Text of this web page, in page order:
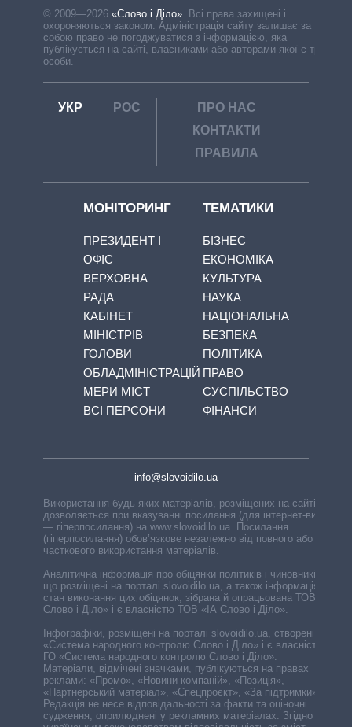
© 2009—2026 «Слово і Діло»
Всі права захищені і
охороняються законом. Адміністрація сайту залишає за
собою право не погоджуватися з інформацією, яка
публікується на сайті, власниками або авторами якої є треті
особи.
УКР РОС
ПРО НАС
КОНТАКТИ
ПРАВИЛА
МОНІТОРИНГ
ПРЕЗИДЕНТ І
ОФІС
ВЕРХОВНА
РАДА
КАБІНЕТ
МІНІСТРІВ
ГОЛОВИ
ОБЛАДМІНІСТРАЦІЙ
МЕРИ МІСТ
ВСІ ПЕРСОНИ
ТЕМАТИКИ
БІЗНЕС
ЕКОНОМІКА
КУЛЬТУРА
НАУКА
НАЦІОНАЛЬНА
БЕЗПЕКА
ПОЛІТИКА
ПРАВО
СУСПІЛЬСТВО
ФІНАНСИ
info@slovoidilo.ua
Використання будь-яких матеріалів, розміщених на сайті,
дозволяється при вказуванні посилання (для інтернет-видань
— гіперпосилання) на www.slovoidilo.ua. Посилання
(гіперпосилання) обов’язкове незалежно від повного або
часткового використання матеріалів.
Аналітична інформація про обіцянки політиків і чиновників,
що розміщені на порталі slovoidilo.ua, а також інформація про
стан виконання цих обіцянок, зібрана й опрацьована ТОВ «ІА
Слово і Діло» і є власністю ТОВ «ІА Слово і Діло».
Інфографіки, розміщені на порталі slovoidilo.ua, створені ГО
«Система народного контролю Слово і Діло» і є власністю
ГО «Система народного контролю Слово і Діло».
Матеріали, відмічені значками, публікуються на правах
реклами: «Промо», «Новини компаній», «Позиція»,
«Партнерський матеріал», «Спецпроєкт», «За підтримки».
Редакція не несе відповідальності за факти та оціночні
судження, оприлюднені у рекламних матеріалах. Згідно з